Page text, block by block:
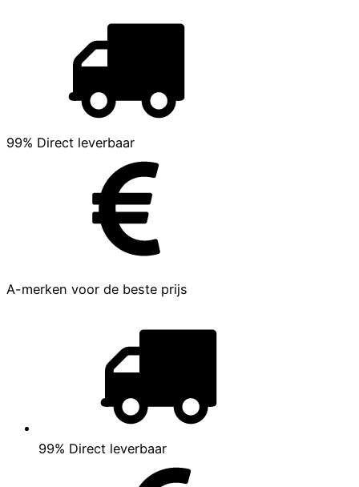
99% Direct leverbaar
A-merken voor de beste prijs
99% Direct leverbaar